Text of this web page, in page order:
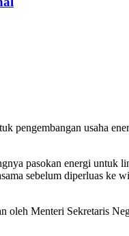
pengembangan usaha
pasokan energi untuk
sebelum diperluas ke
oleh Menteri Sekretaris